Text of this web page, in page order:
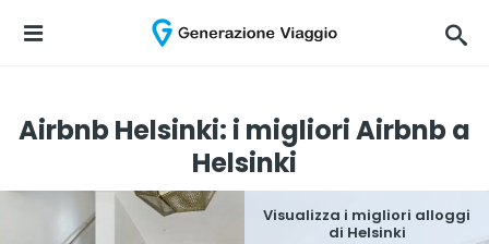
Airbnb Helsinki: i migliori Airbnb a
Helsinki
Visualizza i migliori alloggi
di Helsinki